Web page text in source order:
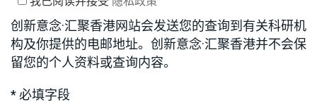
创新意念·汇聚香港网站会发送您的查询到有关科研机
构及你提供的电邮地址。创新意念·汇聚香港并不会保
留您的个人资料或查询内容。
* 必填字段